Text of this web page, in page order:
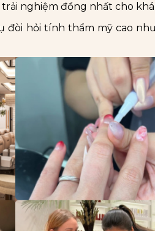
nghiệm đồng nhất cho
hỏi tính thẩm mỹ cao